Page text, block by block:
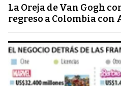
La Oreja de Van Gogh
regreso a Colombia con